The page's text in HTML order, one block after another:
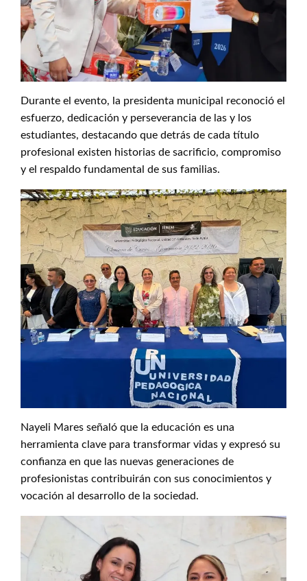
Durante el evento, la presidenta municipal reconoció el
esfuerzo, dedicación y perseverancia de las y los
estudiantes, destacando que detrás de cada título
profesional existen historias de sacrificio, compromiso
y el respaldo fundamental de sus familias.
Nayeli Mares señaló que la educación es una
herramienta clave para transformar vidas y expresó su
confianza en que las nuevas generaciones de
profesionistas contribuirán con sus conocimientos y
vocación al desarrollo de la sociedad.